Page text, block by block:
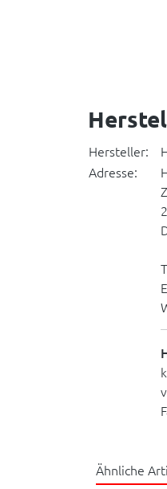
Hersteller:
Adresse:
Ähnliche